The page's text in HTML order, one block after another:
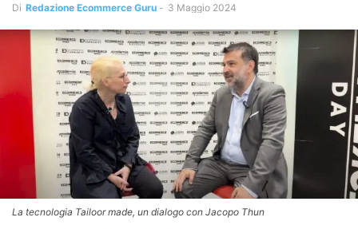
Di Redazione Ecommerce Guru - 3 Maggio 2024
La tecnologia Tailoor made, un dialogo con Jacopo Thun